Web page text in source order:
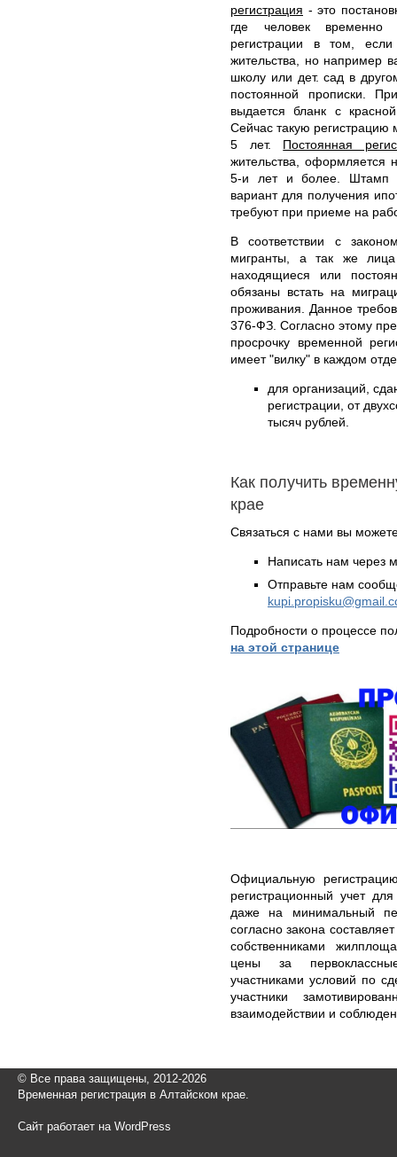
регистрация - это
где человек временно
регистрации в том,
жительства, но например
школу или дет. сад в
постоянной прописки.
выдается бланк с
Сейчас такую
5 лет. Постоянная
жительства, оформляется
5-и лет и более. Штамп
вариант для получения
требуют при приеме на
В соответствии с
мигранты, а так же
находящиеся или
обязаны встать на
проживания. Данное
376-ФЗ. Согласно этому
просрочку временной
имеет "вилку" в каждом
для организаций,
регистрации, от
тысяч рублей.
Как получить
крае
Связаться с нами вы
Написать нам через
Отправьте нам
Подробности о процессе
на этой странице
Официальную
регистрационный учет
даже на минимальный
согласно закона
собственниками
цены за
участниками условий по
участники
взаимодействии и
© Все права защищены, 2012-2026
Временная регистрация в Алтайском крае.
Сайт работает на WordPress